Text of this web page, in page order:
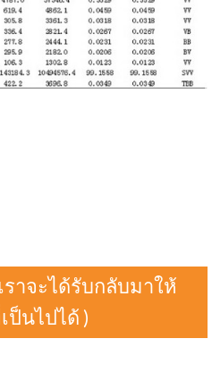
าจะได้รับกลับมาให้
ป็นไปได้ )